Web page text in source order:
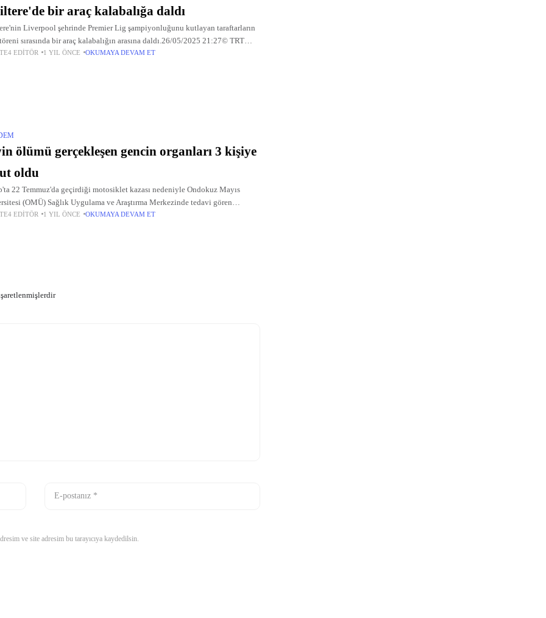
bir araç kalabalığa daldı
Liverpool şehrinde Premier Lig şampiyonluğunu kutlayan taraftarların
sırasında bir araç kalabalığın arasına daldı.26/05/2025 21:27© TRT
EDITÖR 1 YIL ÖNCE OKUMAYA DEVAM ET
ölümü gerçekleşen gencin organları 3 kişiye
oldu
22 Temmuz'da geçirdiği motosiklet kazası nedeniyle Ondokuz Mayıs
(OMÜ) Sağlık Uygulama ve Araştırma Merkezinde tedavi gören
beyin ölümü gerçekleşti. Bunun üzerine hastanenin Organ ve Doku
EDITÖR 1 YIL ÖNCE OKUMAYA DEVAM ET
ve site adresim bu tarayıcıya kaydedilsin.